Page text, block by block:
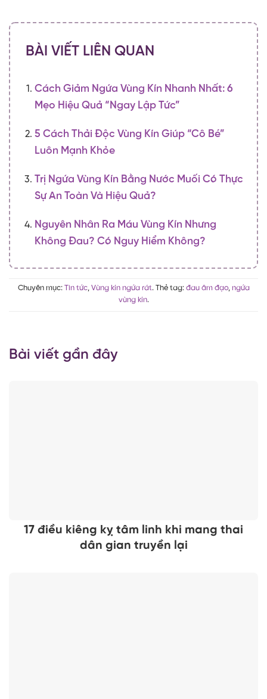
BÀI VIẾT LIÊN QUAN
Cách Giảm Ngứa Vùng Kín Nhanh Nhất: 6
Mẹo Hiệu Quả “ngay Lập Tức”
5 Cách Thải Độc Vùng Kín Giúp “cô Bé”
Luôn Mạnh Khỏe
Trị Ngứa Vùng Kín Bằng Nước Muối Có Thực
Sự An Toàn Và Hiệu Quả?
Nguyên Nhân Ra Máu Vùng Kín Nhưng
Không Đau? Có Nguy Hiểm Không?
Chuyên mục: Tin tức, Vùng kín ngứa rát. Thẻ tag: đau âm đạo, ngứa
vùng kín.
Bài viết gần đây
17 điều kiêng kỵ tâm linh khi mang thai
dân gian truyền lại